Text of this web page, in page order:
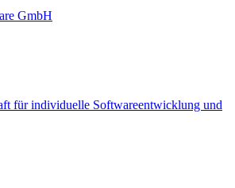
GmbH
für individuelle Softwareentwicklung und